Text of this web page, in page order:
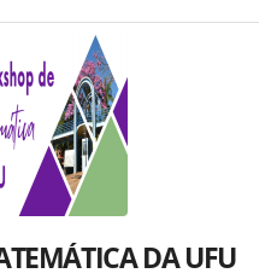
DA UFU